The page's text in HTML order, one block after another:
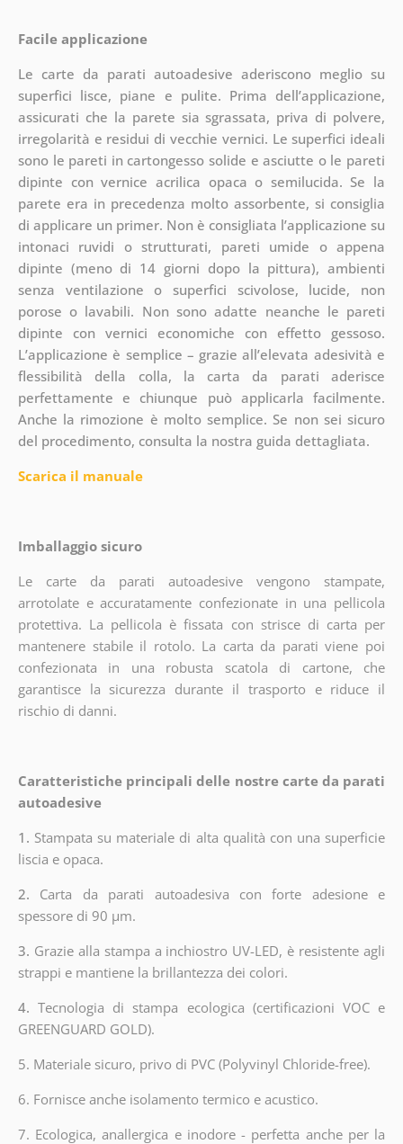
Facile applicazione
Le carte da parati autoadesive aderiscono meglio su
superfici lisce, piane e pulite. Prima dell’applicazione,
assicurati che la parete sia sgrassata, priva di polvere,
irregolarità e residui di vecchie vernici. Le superfici ideali
sono le pareti in cartongesso solide e asciutte o le pareti
dipinte con vernice acrilica opaca o semilucida. Se la
parete era in precedenza molto assorbente, si consiglia
di applicare un primer. Non è consigliata l’applicazione su
intonaci ruvidi o strutturati, pareti umide o appena
dipinte (meno di 14 giorni dopo la pittura), ambienti
senza ventilazione o superfici scivolose, lucide, non
porose o lavabili. Non sono adatte neanche le pareti
dipinte con vernici economiche con effetto gessoso.
L’applicazione è semplice – grazie all’elevata adesività e
flessibilità della colla, la carta da parati aderisce
perfettamente e chiunque può applicarla facilmente.
Anche la rimozione è molto semplice. Se non sei sicuro
del procedimento, consulta la nostra guida dettagliata.
Scarica il manuale
Imballaggio sicuro
Le carte da parati autoadesive vengono stampate,
arrotolate e accuratamente confezionate in una pellicola
protettiva. La pellicola è fissata con strisce di carta per
mantenere stabile il rotolo. La carta da parati viene poi
confezionata in una robusta scatola di cartone, che
garantisce la sicurezza durante il trasporto e riduce il
rischio di danni.
Caratteristiche principali delle nostre carte da parati
autoadesive
1. Stampata su materiale di alta qualità con una superficie
liscia e opaca.
2. Carta da parati autoadesiva con forte adesione e
spessore di 90 µm.
3. Grazie alla stampa a inchiostro UV-LED, è resistente agli
strappi e mantiene la brillantezza dei colori.
4.Tecnologia di stampa ecologica (certificazioni VOC e
GREENGUARD GOLD).
5. Materiale sicuro, privo di PVC (Polyvinyl Chloride-free).
6. Fornisce anche isolamento termico e acustico.
7. Ecologica, anallergica e inodore - perfetta anche per la